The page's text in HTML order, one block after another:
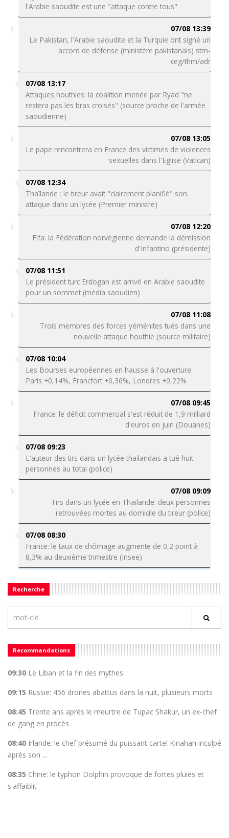
l'Arabie saoudite est une "attaque contre tous"
07/08 13:39
Le Pakistan, l'Arabie saoudite et la Turquie ont signé un
accord de défense (ministère pakistanais) stm-
ceg/thm/adr
07/08 13:17
Attaques houthies: la coalition menée par Ryad "ne
restera pas les bras croisés" (source proche de l'armée
saoudienne)
07/08 13:05
Le pape rencontrera en France des victimes de violences
sexuelles dans l'Eglise (Vatican)
07/08 12:34
Thaïlande : le tireur avait "clairement planifié" son
attaque dans un lycée (Premier ministre)
07/08 12:20
Fifa: la Fédération norvégienne demande la démission
d'Infantino (présidente)
07/08 11:51
Le président turc Erdogan est arrivé en Arabie saoudite
pour un sommet (média saoudien)
07/08 11:08
Trois membres des forces yéménites tués dans une
nouvelle attaque houthie (source militaire)
07/08 10:04
Les Bourses européennes en hausse à l'ouverture:
Paris +0,14%, Francfort +0,36%, Londres +0,22%
07/08 09:45
France: le déficit commercial s'est réduit de 1,9 milliard
d'euros en juin (Douanes)
07/08 09:23
L'auteur des tirs dans un lycée thaïlandais a tué huit
personnes au total (police)
07/08 09:09
Tirs dans un lycée en Thaïlande: deux personnes
retrouvées mortes au domicile du tireur (police)
07/08 08:30
France: le taux de chômage augmente de 0,2 point à
8,3% au deuxième trimestre (Insee)
Recherche
Recommandations
09:30 Le Liban et la fin des mythes
09:15 Russie: 456 drones abattus dans la nuit, plusieurs morts
08:45 Trente ans après le meurtre de Tupac Shakur, un ex-chef
de gang en procès
08:40 Irlande: le chef présumé du puissant cartel Kinahan inculpé
après son ...
08:35 Chine: le typhon Dolphin provoque de fortes pluies et
s'affaiblit